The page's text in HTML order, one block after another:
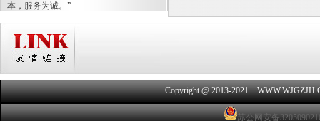
本，服务为诚。”
Copyright @ 2013-2021
苏公网安备